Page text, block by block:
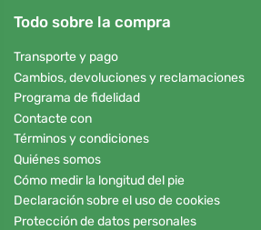
Todo sobre la compra
Transporte y pago
Cambios, devoluciones y reclamaciones
Programa de fidelidad
Contacte con
Términos y condiciones
Quiénes somos
Cómo medir la longitud del pie
Declaración sobre el uso de cookies
Protección de datos personales